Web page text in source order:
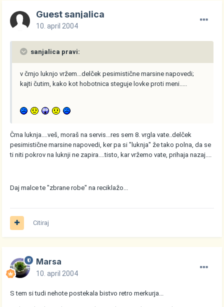
Guest sanjalica
10. april 2004
sanjalica pravi:
v črnjo luknjo vržem...delček pesimistične marsine napovedi;
kajti čutim, kako kot hobotnica steguje lovke proti meni.....
Črna luknja....veš, moraš na servis...res sem 8. vrgla vate..delček
pesimistične marsine napovedi, ker pa si "luknja" že tako polna, da se
ti niti pokrov na luknji ne zapira....tisto, kar vržemo vate, prihaja nazaj....
Daj malce te "zbrane robe" na reciklažo...
Citiraj
Marsa
10. april 2004
S tem si tudi nehote postekala bistvo retro merkurja...